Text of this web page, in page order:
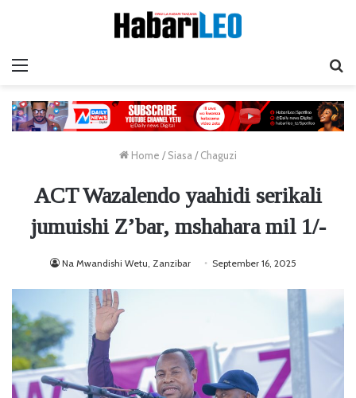
Home / Siasa/ Chaguzi
ACT Wazalendo yaahidi serikali
jumuishi Z’bar, mshahara mil 1/-
Na Mwandishi Wetu, Zanzibar September 16, 2025